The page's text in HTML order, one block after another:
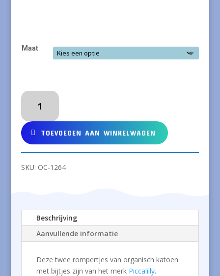
Maat
PICCALILLY
rompertjes
van
organisch
katoen
met
TOEVOEGEN AAN WINKELWAGEN
SKU: OC-1264
Beschrijving
Aanvullende informatie
Deze twee rompertjes van organisch katoen
met bijtjes zijn van het merk Piccalilly.